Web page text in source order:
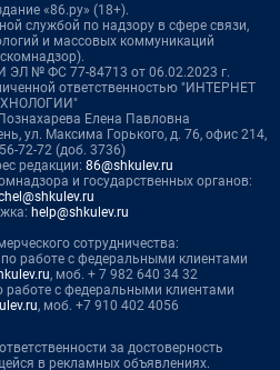
«86.ру» (18+).
службой по надзору в сфере связи,
и массовых коммуникаций
ЭЛ № ФС 77-84713 от 06.02.2023 г.
ответственностью "ИНТЕРНЕТ
Елена Павловна
ул. Максима Горького, д. 76, офис 214,
72-72 (доб. 3736)
редакции: 86@shkulev.ru
и государственных органов:
help@shkulev.ru
сотрудничества:
работе с федеральными клиентами
, моб. + 7 982 640 34 32
работе с федеральными клиентами
, моб. +7 910 402 4056
за достоверность
в рекламных объявлениях.